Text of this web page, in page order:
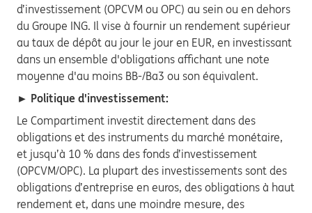
d’investissement (OPCVM ou OPC) au sein ou en dehors
du Groupe ING. Il vise à fournir un rendement supérieur
au taux de dépôt au jour le jour en EUR, en investissant
dans un ensemble d'obligations affichant une note
moyenne d'au moins BB-/Ba3 ou son équivalent.
► Politique d'investissement:
Le Compartiment investit directement dans des
obligations et des instruments du marché monétaire,
et jusqu’à 10 % dans des fonds d’investissement
(OPCVM/OPC). La plupart des investissements sont des
obligations d’entreprise en euros, des obligations à haut
rendement et, dans une moindre mesure, des